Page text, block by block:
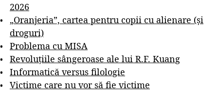
2026
„Oranjeria”, cartea pentru copii cu alienare (și
droguri)
Problema cu MISA
Revoluțiile sângeroase ale lui R.F. Kuang
Informatică versus filologie
Victime care nu vor să fie victime